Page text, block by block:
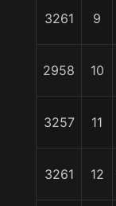
3261 9
2958 10
3257 11
3261 12